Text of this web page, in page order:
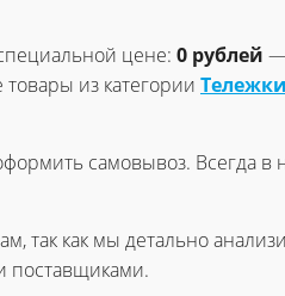
цене: 0 рублей
из категории Тележки
самовывоз. Всегда в
так как мы детально
поставщиками.